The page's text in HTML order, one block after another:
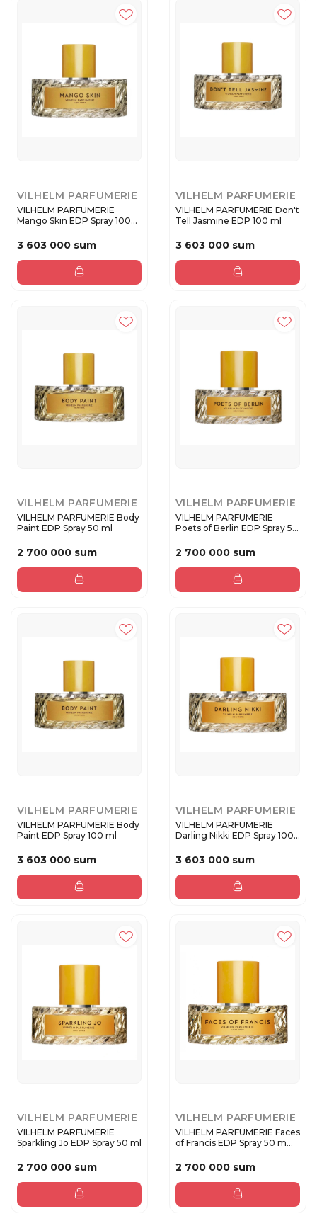
VILHELM PARFUMERIE
VILHELM PARFUMERIE
Mango Skin EDP Spray 100
3 603 000 sum
VILHELM PARFUMERIE
VILHELM PARFUMERIE Don't
Tell Jasmine EDP 100 ml
3 603 000 sum
VILHELM PARFUMERIE
VILHELM PARFUMERIE Body
Paint EDP Spray 50 ml
2 700 000 sum
VILHELM PARFUMERIE
VILHELM PARFUMERIE
Poets of Berlin EDP Spray 50
2 700 000 sum
VILHELM PARFUMERIE
VILHELM PARFUMERIE Body
Paint EDP Spray 100 ml
3 603 000 sum
VILHELM PARFUMERIE
VILHELM PARFUMERIE
Darling Nikki EDP Spray 100
3 603 000 sum
VILHELM PARFUMERIE
VILHELM PARFUMERIE
Sparkling Jo EDP Spray 50 ml
2 700 000 sum
VILHELM PARFUMERIE
VILHELM PARFUMERIE Faces
of Francis EDP Spray 50 m...
2 700 000 sum